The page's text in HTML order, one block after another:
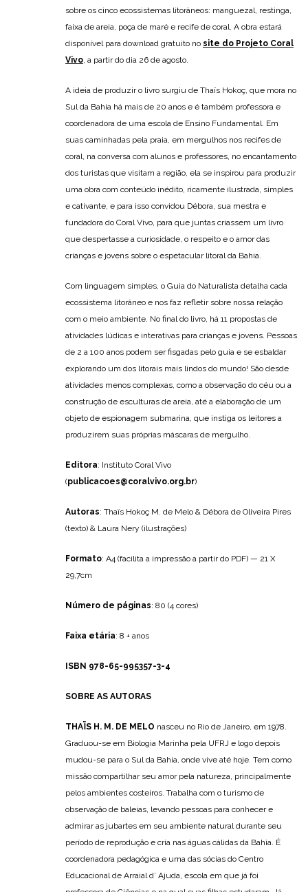
sobre os cinco ecossistemas litorâneos: manguezal, restinga,
faixa de areia, poça de maré e recife de coral. A obra estará
disponível para download gratuito no site do Projeto Coral
Vivo, a partir do dia 26 de agosto.
A ideia de produzir o livro surgiu de Thaïs Hokoç, que mora no
Sul da Bahia há mais de 20 anos e é também professora e
coordenadora de uma escola de Ensino Fundamental. Em
suas caminhadas pela praia, em mergulhos nos recifes de
coral, na conversa com alunos e professores, no encantamento
dos turistas que visitam a região, ela se inspirou para produzir
uma obra com conteúdo inédito, ricamente ilustrada, simples
e cativante, e para isso convidou Débora, sua mestra e
fundadora do Coral Vivo, para que juntas criassem um livro
que despertasse a curiosidade, o respeito e o amor das
crianças e jovens sobre o espetacular litoral da Bahia.
Com linguagem simples, o Guia do Naturalista detalha cada
ecossistema litorâneo e nos faz refletir sobre nossa relação
com o meio ambiente. No final do livro, há 11 propostas de
atividades lúdicas e interativas para crianças e jovens. Pessoas
de 2 a 100 anos podem ser fisgadas pelo guia e se esbaldar
explorando um dos litorais mais lindos do mundo! São desde
atividades menos complexas, como a observação do céu ou a
construção de esculturas de areia, até a elaboração de um
objeto de espionagem submarina, que instiga os leitores a
produzirem suas próprias máscaras de mergulho.
Editora: Instituto Coral Vivo
(publicacoes@coralvivo.org.br)
Autoras: Thaïs Hokoç M. de Melo & Débora de Oliveira Pires
(texto) & Laura Nery (ilustrações)
Formato: A4 (facilita a impressão a partir do PDF) — 21 X
29,7cm
Número de páginas: 80 (4 cores)
Faixa etária: 8 + anos
ISBN 978-65-995357-3-4
SOBRE AS AUTORAS
THAÏS H. M. DE MELO nasceu no Rio de Janeiro, em 1978.
Graduou-se em Biologia Marinha pela UFRJ e logo depois
mudou-se para o Sul da Bahia, onde vive até hoje. Tem como
missão compartilhar seu amor pela natureza, principalmente
pelos ambientes costeiros. Trabalha com o turismo de
observação de baleias, levando pessoas para conhecer e
admirar as jubartes em seu ambiente natural durante seu
período de reprodução e cria nas águas cálidas da Bahia. É
coordenadora pedagógica e uma das sócias do Centro
Educacional de Arraial d’ Ajuda, escola em que já foi